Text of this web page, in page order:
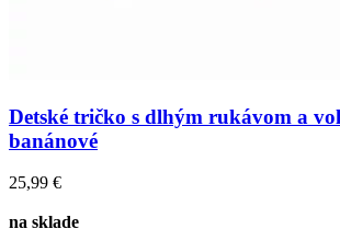
Detské tričko s dlhým rukávom a
banánové
25,99 €
na sklade